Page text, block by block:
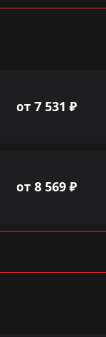
от 7 531 ₽
от 8 569 ₽